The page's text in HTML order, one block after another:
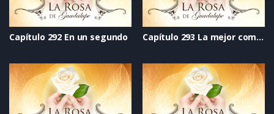
Capítulo 292 En un segundo Capítulo 293 La mejor compañía